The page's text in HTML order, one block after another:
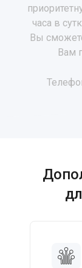
часа в
Вы
Вам